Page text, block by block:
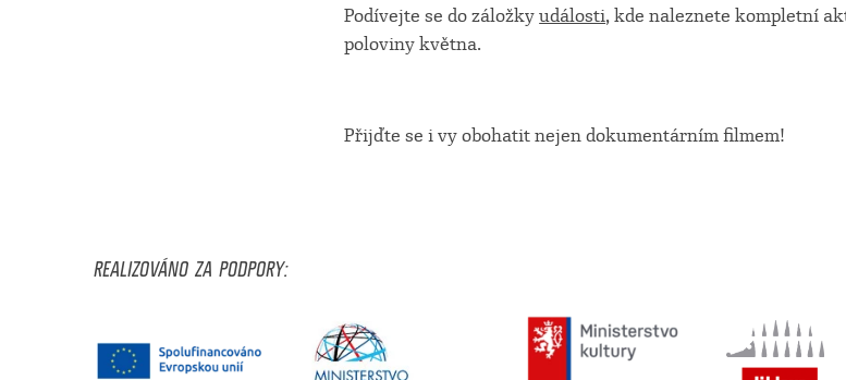
Podívejte se do záložkyudálosti, kde naleznete kompletní
poloviny května.
Přijďte se i vy obohatit nejen dokumentárním filmem!
REALIZOVÁNO ZA PODPORY: